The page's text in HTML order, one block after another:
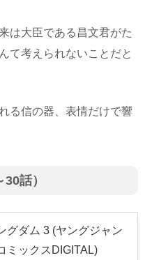
は大臣である昌文君がた
て考えられないことだと
る信の器、表情だけで響
話）
グダム 3 (ヤングジャン
ミックスDIGITAL)